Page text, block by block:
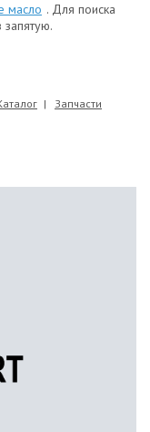
масло . Для поиска
запятую.
Запчасти